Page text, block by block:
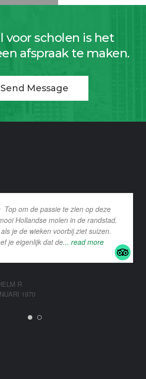
voor scholen is het
afspraak te maken.
Send Message
Top om de passie te zien op deze
Hollandse molen in de randstad.
je de wieken voorbij ziet suizen.
je eigenlijk dat de... read more
R
1970